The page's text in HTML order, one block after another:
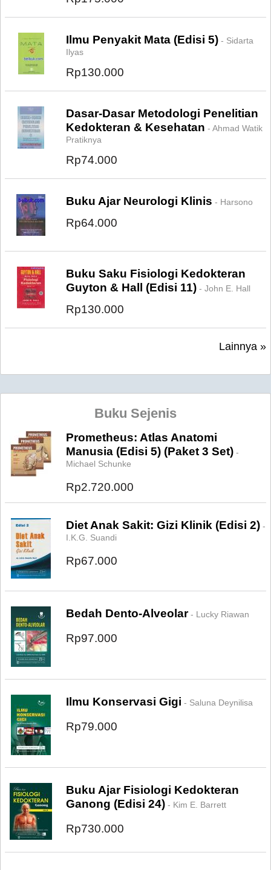
Ilmu Penyakit Mata (Edisi 5) - Sidarta
Ilyas
Rp130.000
Dasar-Dasar Metodologi Penelitian
Kedokteran & Kesehatan - Ahmad Watik
Pratiknya
Rp74.000
Buku Ajar Neurologi Klinis - Harsono
Rp64.000
Buku Saku Fisiologi Kedokteran
Guyton & Hall (Edisi 11) - John E. Hall
Rp130.000
Lainnya »
Buku Sejenis
Prometheus: Atlas Anatomi
Manusia (Edisi 5) (Paket 3 Set) -
Michael Schunke
Rp2.720.000
Diet Anak Sakit: Gizi Klinik (Edisi 2) -
I.K.G. Suandi
Rp67.000
Bedah Dento-Alveolar- Lucky Riawan
Rp97.000
Ilmu Konservasi Gigi - Saluna Deynilisa
Rp79.000
Buku Ajar Fisiologi Kedokteran
Ganong (Edisi 24) - Kim E. Barrett
Rp730.000